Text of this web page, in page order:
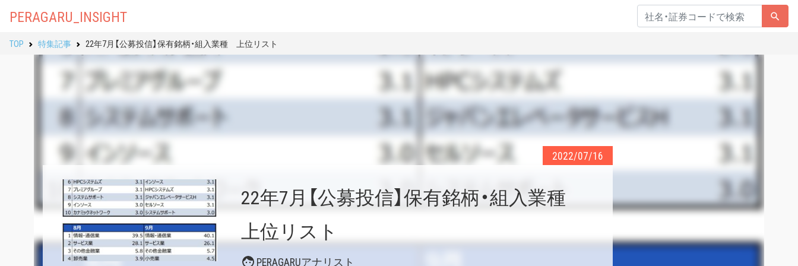
PERAGARU_INSIGHT
TOP 特集記事 22年7月【公募投信】保有銘柄・組入業種 上位リスト
22年7月【公募投信】保有銘柄・組入業種
上位リスト
2022/07/16
PERAGARUアナリスト